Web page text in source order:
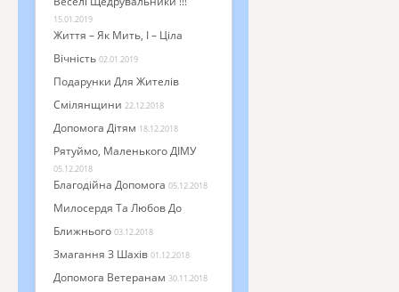
15.01.2019
Життя – Як Мить, І – Ціла
Вічність 02.01.2019
Подарунки Для Жителів
Смілянщини 22.12.2018
Допомога Дітям 18.12.2018
Рятуймо, Маленького ДІМУ
05.12.2018
Благодійна Допомога 05.12.2018
Милосердя Та Любов До
Ближнього 03.12.2018
Змагання З Шахів 01.12.2018
Допомога Ветеранам 30.11.2018